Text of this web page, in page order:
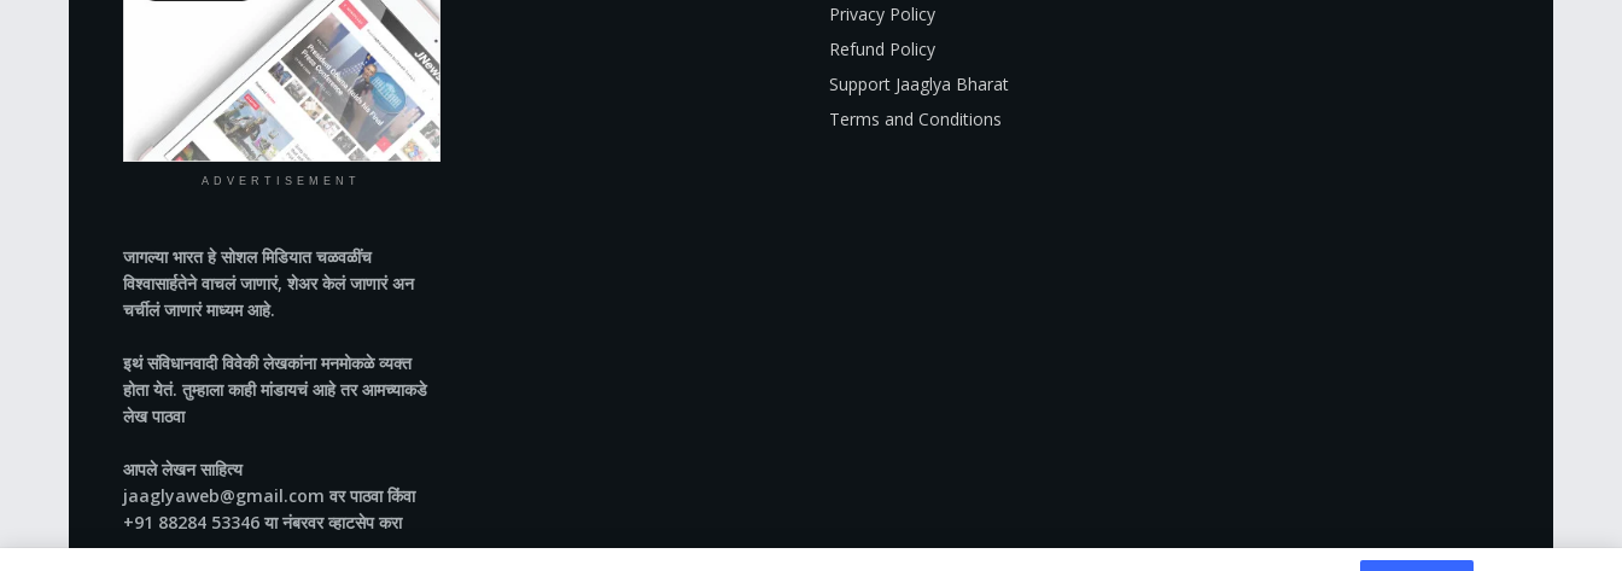
ADVERTISEMENT
जागल्या भारतहे सोशल मिडियात चळवळींच
विश्वासार्हतेने वाचलं जाणारं, शेअर केलं जाणारं अन
चर्चीलं जाणारं माध्यम आहे.
इथं संविधानवादी विवेकी लेखकांना मनमोकळे व्यक्त
होता येतं. तुम्हाला काही मांडायचं आहे तर आमच्याकडे
लेख पाठवा
आपले लेखन साहित्य
jaaglyaweb@gmail.com वर पाठवा किंवा
+91 88284 53346 या नंबरवर व्हाटसेप करा
Privacy Policy
Refund Policy
Support Jaaglya Bharat
Terms and Conditions